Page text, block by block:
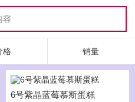
格 销量
6号紫晶蓝莓慕斯蛋糕